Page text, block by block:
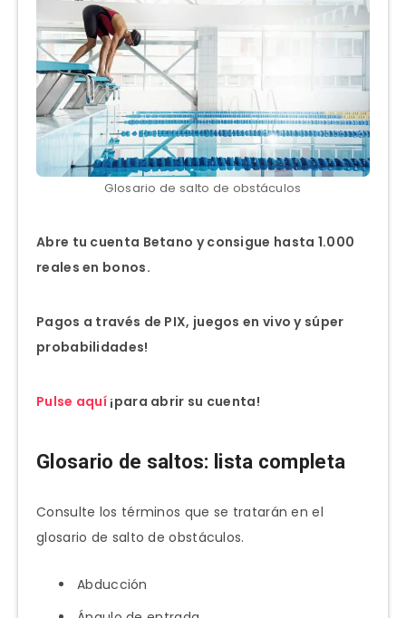
Glosario de salto de obstáculos
Abre tu cuenta Betano y consigue hasta 1.000
reales en bonos.
Pagos a través de PIX, juegos en vivo y súper
probabilidades!
Pulse aquí ¡para abrir su cuenta!
Glosario de saltos: lista completa
Consulte los términos que se tratarán en el
glosario de salto de obstáculos.
Abducción